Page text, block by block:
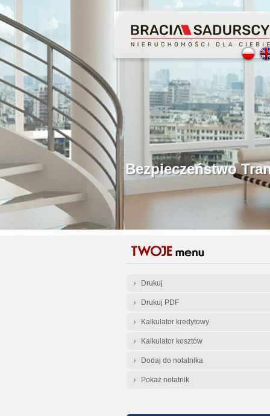
Profesjonalne
Bezpieczeństwo
Licencjonowani
Gwarancja
Gratis -
Drukuj
Drukuj PDF
Kalkulator kredytowy
Kalkulator kosztów
Dodaj do notatnika
Pokaż notatnik